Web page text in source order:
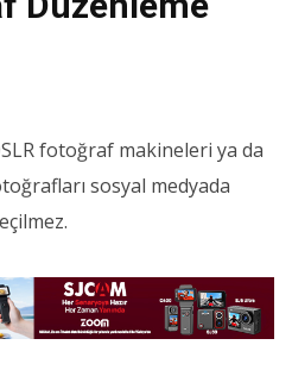
fotoğraf makineleri ya da
sosyal medyada